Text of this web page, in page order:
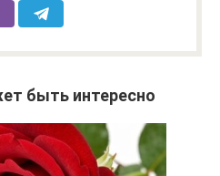
быть интересно